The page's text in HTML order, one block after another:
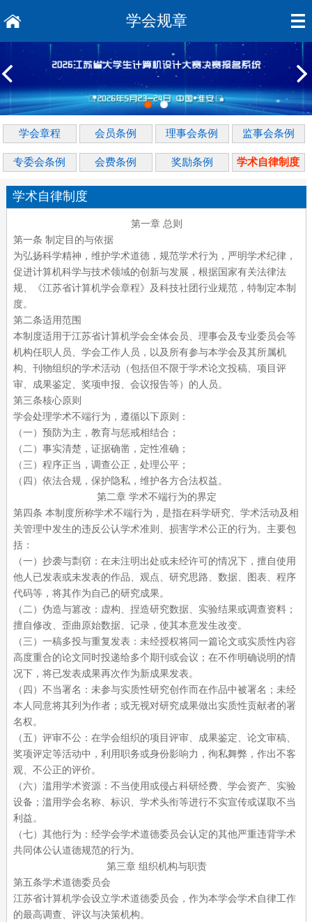
学会规章
学会章程 会员条例 理事会条例 监事会条例
专委会条例 会费条例 奖励条例 学术自律制度
学术自律制度
第一章 总则
第一条 制定目的与依据
为弘扬科学精神，维护学术道德，规范学术行为，严明学术纪律，
促进计算机科学与技术领域的创新与发展，根据国家有关法律法
规、《江苏省计算机学会章程》及科技社团行业规范，特制定本制
度。
第二条适用范围
本制度适用于江苏省计算机学会全体会员、理事会及专业委员会等
机构任职人员、学会工作人员，以及所有参与本学会及其所属机
构、刊物组织的学术活动（包括但不限于学术论文投稿、项目评
审、成果鉴定、奖项申报、会议报告等）的人员。
第三条核心原则
学会处理学术不端行为，遵循以下原则：
（一）预防为主，教育与惩戒相结合；
（二）事实清楚，证据确凿，定性准确；
（三）程序正当，调查公正，处理公平；
（四）依法合规，保护隐私，维护各方合法权益。
第二章 学术不端行为的界定
第四条 本制度所称学术不端行为，是指在科学研究、学术活动及相
关管理中发生的违反公认学术准则、损害学术公正的行为。主要包
括：
（一）抄袭与剽窃：在未注明出处或未经许可的情况下，擅自使用
他人已发表或未发表的作品、观点、研究思路、数据、图表、程序
代码等，将其作为自己的研究成果。
（二）伪造与篡改：虚构、捏造研究数据、实验结果或调查资料；
擅自修改、歪曲原始数据、记录，使其本意发生改变。
（三）一稿多投与重复发表：未经授权将同一篇论文或实质性内容
高度重合的论文同时投递给多个期刊或会议；在不作明确说明的情
况下，将已发表成果再次作为新成果发表。
（四）不当署名：未参与实质性研究创作而在作品中被署名；未经
本人同意将其列为作者；或无视对研究成果做出实质性贡献者的署
名权。
（五）评审不公：在学会组织的项目评审、成果鉴定、论文审稿、
奖项评定等活动中，利用职务或身份影响力，徇私舞弊，作出不客
观、不公正的评价。
（六）滥用学术资源：不当使用或侵占科研经费、学会资产、实验
设备；滥用学会名称、标识、学术头衔等进行不实宣传或谋取不当
利益。
（七）其他行为：经学会学术道德委员会认定的其他严重违背学术
共同体公认道德规范的行为。
第三章 组织机构与职责
第五条学术道德委员会
江苏省计算机学会设立学术道德委员会，作为本学会学术自律工作
的最高调查、评议与决策机构。